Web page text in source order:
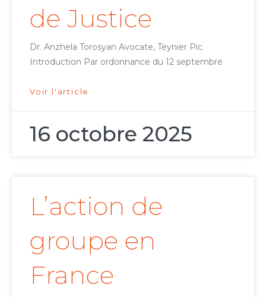
de Justice
Dr. Anzhela Torosyan Avocate, Teynier Pic
Introduction Par ordonnance du 12 septembre
Voir l'article
16 octobre 2025
L’action de
groupe en
France